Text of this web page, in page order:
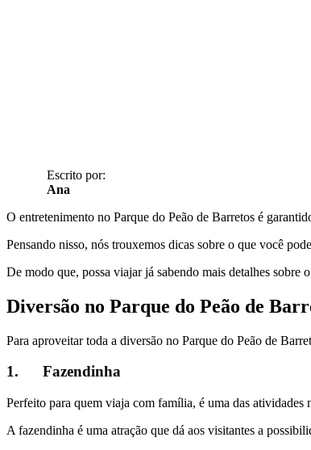
Escrito por:
Ana
O entretenimento no Parque do Peão de Barretos é
Pensando nisso, nós trouxemos dicas sobre o que você
De modo que, possa viajar já sabendo mais detalhes
Diversão no Parque do Peão de
Para aproveitar toda a diversão no Parque do Peão de
1. Fazendinha
Perfeito para quem viaja com família, é uma das atividades
A fazendinha é uma atração que dá aos visitantes a